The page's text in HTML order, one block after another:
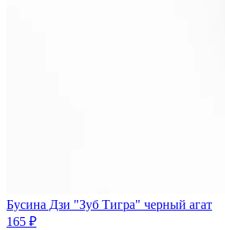
Бусина Дзи "Зуб Тигра" черный агат
165 ₽